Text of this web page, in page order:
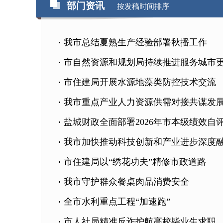
部门资讯 按发稿时间排序
我市总结夏熟生产经验部署秋播工作
市自然资源和规划局持续推进服务城市
市住建局开展水源地藻类防控技术交流
我市重点产业人力资源供需对接共谋发
盐城财政全面部署2026年市本级绩效自
我市加快推动科技创新和产业进步深度
市住建局以“绣花功夫”精修市政道路
我市守护群众餐桌肉品消费安全
全市水利重点工程“加速跑”